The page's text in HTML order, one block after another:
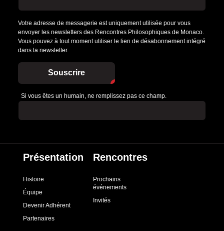
Votre adresse de messagerie est uniquement utilisée pour vous
envoyer les newsletters des Rencontres Philosophiques de Monaco.
Vous pouvez à tout moment utiliser le lien de désabonnement intégré
dans la newsletter.
Souscrire
Si vous êtes un humain, ne remplissez pas ce champ.
Présentation
Histoire
Équipe
Devenir Adhérent
Partenaires
Rencontres
Prochains
événements
Invités